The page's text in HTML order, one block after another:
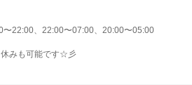
22:00、22:00〜07:00、20:00〜05:00
休みも可能です☆彡